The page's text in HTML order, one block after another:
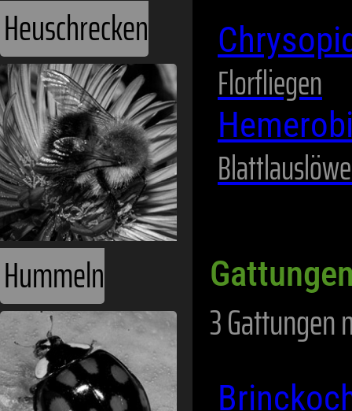
Heuschrecken
Hummeln
Florfliegen
3 Gattungen